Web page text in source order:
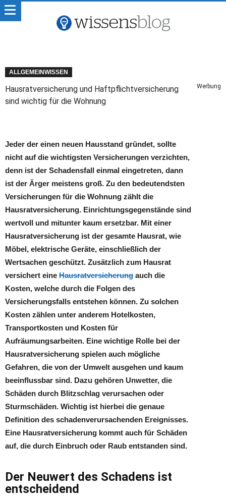
ALLGEMEINWISSEN
Hausratversicherung und Haftpflichtversicherung
sind wichtig für die Wohnung
Werbung
Jeder der einen neuen Hausstand gründet, sollte
nicht auf die wichtigsten Versicherungen verzichten,
denn ist der Schadensfall einmal eingetreten, dann
ist der Ärger meistens groß. Zu den bedeutendsten
Versicherungen für die Wohnung zählt die
Hausratversicherung. Einrichtungsgegenstände sind
wertvoll und mitunter kaum ersetzbar. Mit einer
Hausratversicherung ist der gesamte Hausrat, wie
Möbel, elektrische Geräte, einschließlich der
Wertsachen geschützt. Zusätzlich zum Hausrat
versichert eine Hausratversicherung auch die
Kosten, welche durch die Folgen des
Versicherungsfalls entstehen können. Zu solchen
Kosten zählen unter anderem Hotelkosten,
Transportkosten und Kosten für
Aufräumungsarbeiten. Eine wichtige Rolle bei der
Hausratversicherung spielen auch mögliche
Gefahren, die von der Umwelt ausgehen und kaum
beeinflussbar sind. Dazu gehören Unwetter, die
Schäden durch Blitzschlag verursachen oder
Sturmschäden. Wichtig ist hierbei die genaue
Definition des schadenverursachenden Ereignisses.
Eine Hausratversicherung kommt auch für Schäden
auf, die durch Einbruch oder Raub entstanden sind.
Der Neuwert des Schadens ist
entscheidend